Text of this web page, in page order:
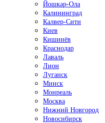
Йошкар-Ола
Калининград
Калвер-Сити
Киев
Кишинёв
Краснодар
Лаваль
Лион
Луганск
Минск
Монреаль
Москва
Нижний Новгород
Новосибирск